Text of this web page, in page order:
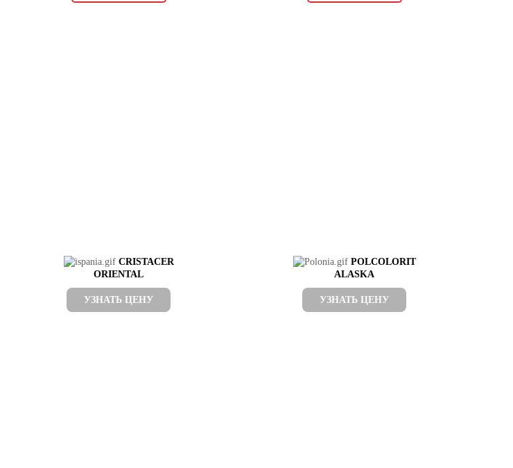
CRISTACER
ORIENTAL
УЗНАТЬ ЦЕНУ
POLCOLORIT
ALASKA
УЗНАТЬ ЦЕНУ